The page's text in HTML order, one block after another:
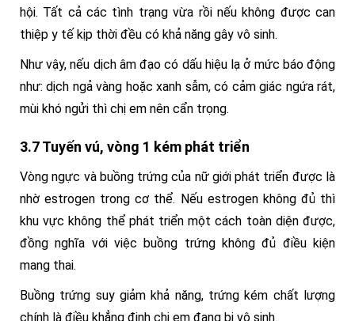
hội. Tất cả các tình trạng vừa rồi nếu không được can
thiệp y tế kịp thời đều có khả năng gây vô sinh.
Như vậy, nếu dịch âm đạo có dấu hiệu lạ ở mức báo động
như: dịch ngả vàng hoặc xanh sẫm, có cảm giác ngứa rát,
mùi khó ngửi thì chị em nên cẩn trọng.
3.7 Tuyến vú, vòng 1 kém phát triển
Vòng ngực và buồng trứng của nữ giới phát triển được là
nhờ estrogen trong cơ thể. Nếu estrogen không đủ thì
khu vực không thể phát triển một cách toàn diện được,
đồng nghĩa với việc buồng trứng không đủ điều kiện
mang thai.
Buồng trứng suy giảm khả năng, trứng kém chất lượng
chính là điều khẳng định chị em đang bị vô sinh.